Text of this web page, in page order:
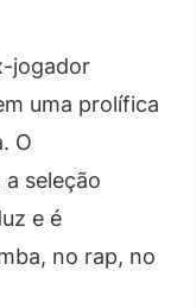
jogador
uma prolífica
O
seleção
e é
no rap, no